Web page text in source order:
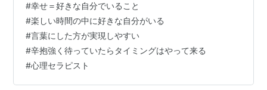
を脱ぎ捨てて 「新しい自分探し」を 思いつくわけです
が、 自分探しをしても 何も見つからないことが多いし
人はそう簡単に 変われるものでもないので 今ある状態か
ら 好きな自分を見つけ出す方が 早いしお勧めです。 好
きな自分の見つけ方は 好きな時間の見つけ方と同じ。 楽
しいと…
#幸せ＝好きな自分でいること
#楽しい時間の中に好きな自分がいる
#言葉にした方が実現しやすい
#辛抱強く待っていたらタイミングはやって来る
#心理セラピスト